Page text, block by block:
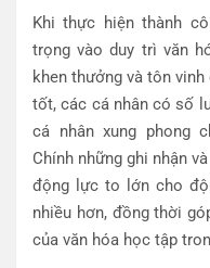
Khi thực hiện thành
trọng vào duy trì văn
khen thưởng và tôn
tốt, các cá nhân có số
cá nhân xung phong
Chính những ghi nhận
động lực to lớn cho
nhiều hơn, đồng thời
của văn hóa học tập